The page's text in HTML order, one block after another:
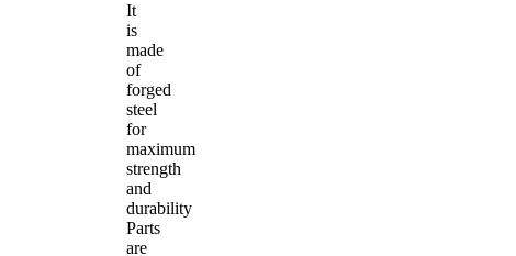
It
is
made
of
forged
steel
for
maximum
strength
and
durability
Parts
are